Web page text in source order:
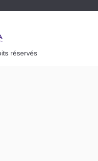
réservés